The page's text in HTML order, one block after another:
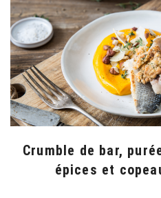
Crumble de bar,
épices et